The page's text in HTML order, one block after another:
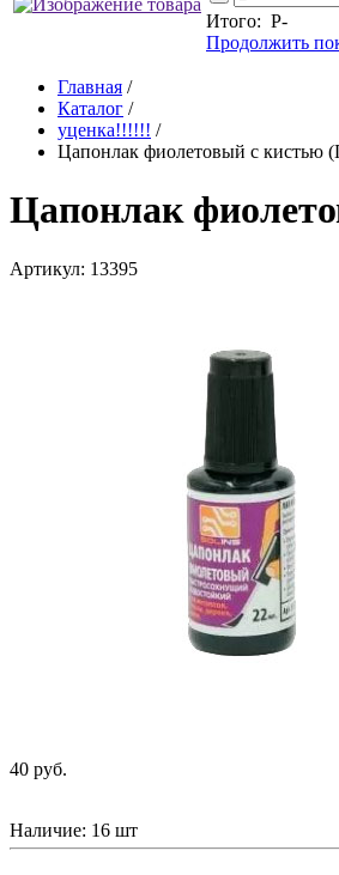
Итого: Р-
Продолжить
Главная /
Каталог /
уценка!!!!!! /
Цапонлак фиолетовый с
Цапонлак
Артикул: 13395
40 руб.
Наличие: 16 шт